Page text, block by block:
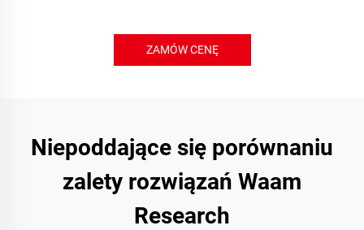
ZAMÓW CENĘ
Niepoddające się porównaniu
zalety rozwiązań Waam
Research